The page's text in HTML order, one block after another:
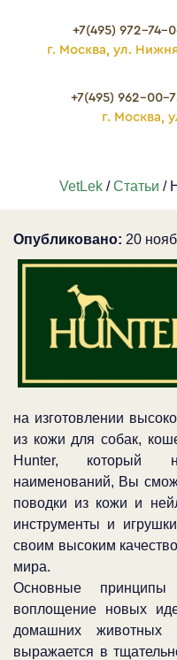
+7(495) 972-74-
г. Москва, ул.
+7(495) 962-00-
г. Москва,
VetLek/Статьи /
Опубликовано: 20
на изготовлении
из кожи для собак,
Hunter, который
наименований, Вы
поводки из кожи и
инструменты и
своим высоким
мира.
Основные
воплощение новых
домашних животных
выражается в